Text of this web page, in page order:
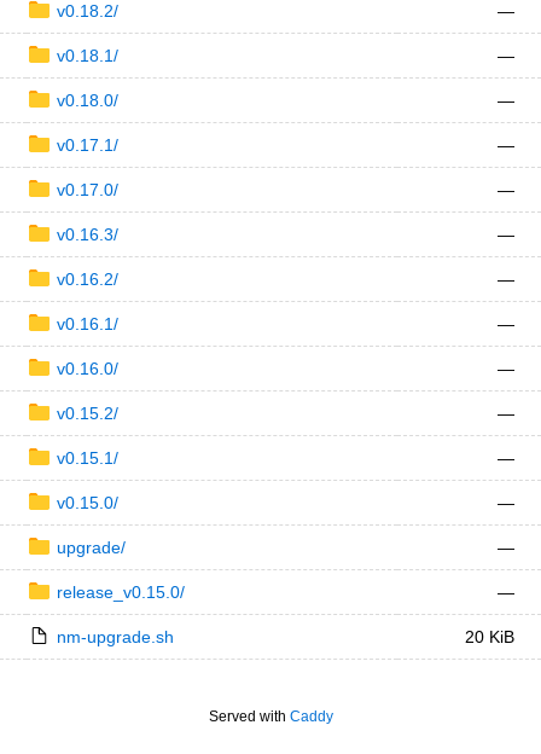
v0.18.2/ —
v0.18.1/ —
v0.18.0/ —
v0.17.1/ —
v0.17.0/ —
v0.16.3/ —
v0.16.2/ —
v0.16.1/ —
v0.16.0/ —
v0.15.2/ —
v0.15.1/ —
v0.15.0/ —
upgrade/ —
release_v0.15.0/ —
nm-upgrade.sh 20 KiB
Served with Caddy